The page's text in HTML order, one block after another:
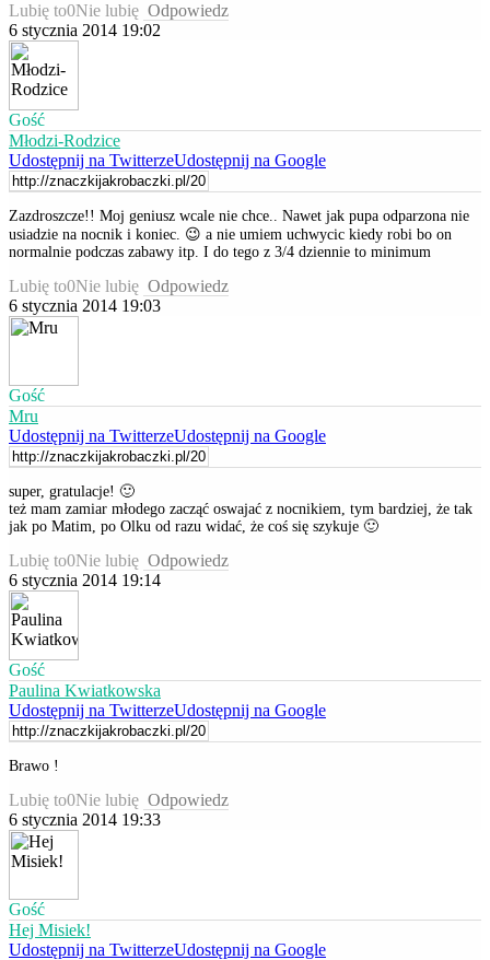
Lubię to0Nie lubię Odpowiedz
6 stycznia 2014 19:02
Gość
Młodzi-Rodzice
Udostępnij na TwitterzeUdostępnij na Google
Zazdroszcze!! Moj geniusz wcale nie chce.. Nawet jak pupa odparzona nie
usiadzie na nocnik i koniec. 😉 a nie umiem uchwycic kiedy robi bo on
normalnie podczas zabawy itp. I do tego z 3/4 dziennie to minimum
Lubię to0Nie lubię Odpowiedz
6 stycznia 2014 19:03
Gość
Mru
Udostępnij na TwitterzeUdostępnij na Google
super, gratulacje! 🙂
też mam zamiar młodego zacząć oswajać z nocnikiem, tym bardziej, że tak
jak po Matim, po Olku od razu widać, że coś się szykuje 🙂
Lubię to0Nie lubię Odpowiedz
6 stycznia 2014 19:14
Gość
Paulina Kwiatkowska
Udostępnij na TwitterzeUdostępnij na Google
Brawo !
Lubię to0Nie lubię Odpowiedz
6 stycznia 2014 19:33
Gość
Hej Misiek!
Udostępnij na TwitterzeUdostępnij na Google